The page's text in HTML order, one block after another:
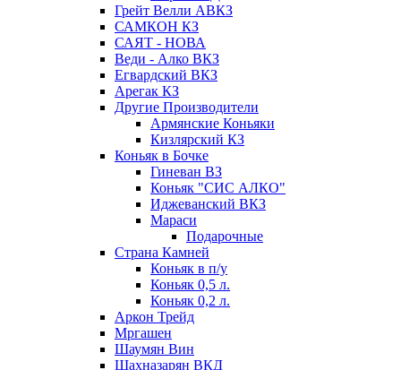
Грейт Велли АВКЗ
САМКОН КЗ
САЯТ - НОВА
Веди - Алко ВКЗ
Егвардский ВКЗ
Арегак КЗ
Другие Производители
Армянские Коньяки
Кизлярский КЗ
Коньяк в Бочке
Гиневан ВЗ
Коньяк "СИС АЛКО"
Иджеванский ВКЗ
Мараси
Подарочные
Страна Камней
Коньяк в п/у
Коньяк 0,5 л.
Коньяк 0,2 л.
Аркон Трейд
Мргашен
Шаумян Вин
Шахназарян ВКД